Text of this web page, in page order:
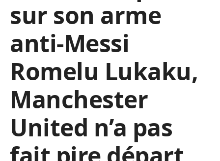
sur son arme
anti-Messi
Romelu Lukaku,
Manchester
United n’a pas